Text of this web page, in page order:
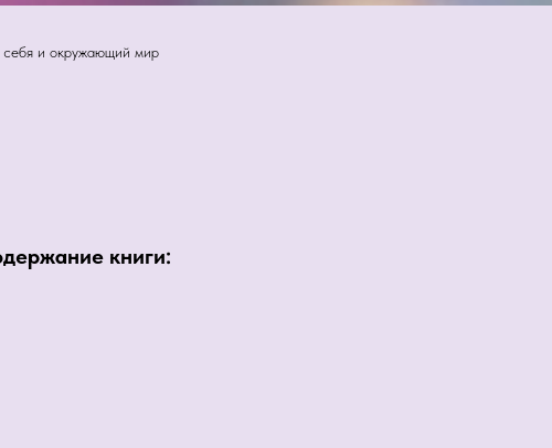
себя и окружающий мир
книги: